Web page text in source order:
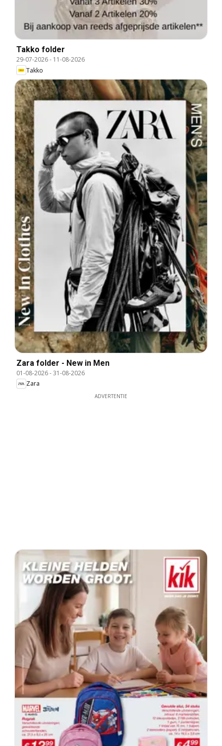
Takko folder
29-07-2026- 11-08-2026
Takko
Zara folder - New in Men
01-08-2026-31-08-2026
Zara
ADVERTENTIE